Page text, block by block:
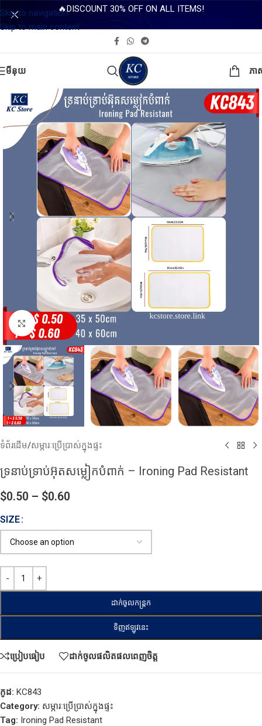
Skip to navigation
Skip to main content
🔥DISCOUNT 30% OFF ON ALL ITEMS!
មីនុយ ភា
Click to enlarge
ទំព័រដើម/សម្ភារៈប្រើប្រាស់ក្នុងផ្ទះ
ទ្រនាប់ទ្រាប់អ៊ុតសម្លៀកបំពាក់ – Ironing Pad Resistant
$0.50 – $0.60
SIZE
ដាក់ចូលកន្ត្រក
ទិញឥឡូវនេះ
ប្រៀបធៀប ដាក់ចូលផលិតផលពេញចិត្ត
កូដ: KC843
Category: សម្ភារៈប្រើប្រាស់ក្នុងផ្ទះ
Tag: Ironing Pad Resistant